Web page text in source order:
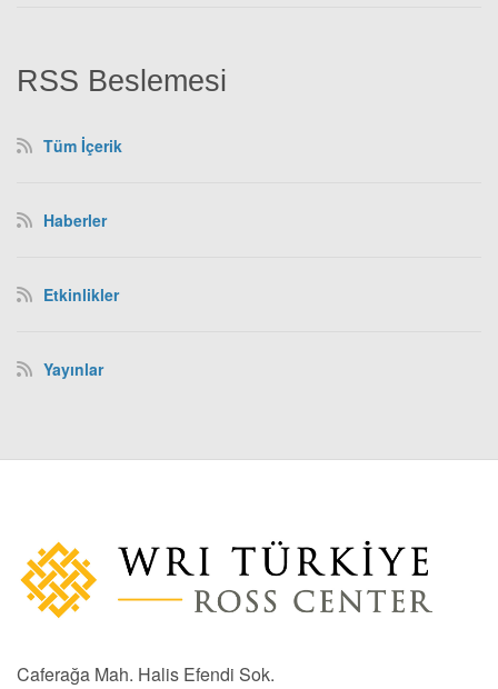
RSS Beslemesi
Tüm İçerik
Haberler
Etkinlikler
Yayınlar
Caferağa Mah. Halis Efendi Sok.